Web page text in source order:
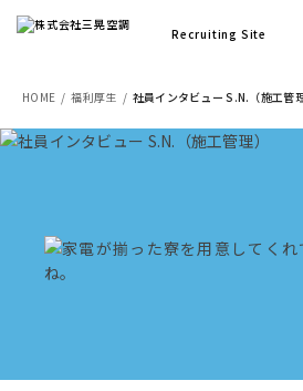
Recruiting Site
HOME 福利厚生 社員インタビュー S.N.（施工管理